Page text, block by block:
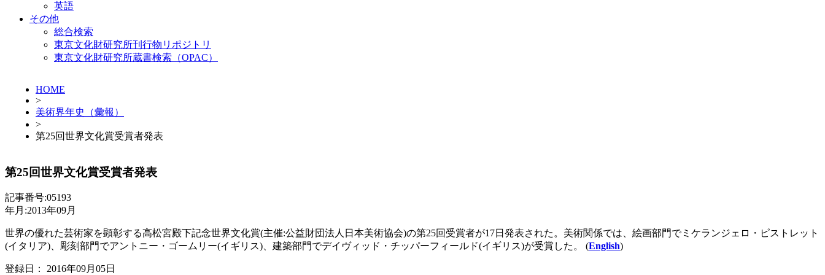
英語
その他
総合検索
東京文化財研究所刊行物リポジトリ
東京文化財研究所蔵書検索（OPAC）
HOME
>
美術界年史（彙報）
>
第25回世界文化賞受賞者発表
第25回世界文化賞受賞者発表
記事番号:05193
年月:2013年09月
世界の優れた芸術家を顕彰する高松宮殿下記念世界文化賞(主催:公益財団法人日本美術協会)の第25回受賞者が17日発表された。美術関係では、絵画部門でミケランジェロ・ピストレット
(イタリア)、彫刻部門でアントニー・ゴームリー(イギリス)、建築部門でデイヴィッド・チッパーフィールド(イギリス)が受賞した。 (English)
登録日： 2016年09月05日